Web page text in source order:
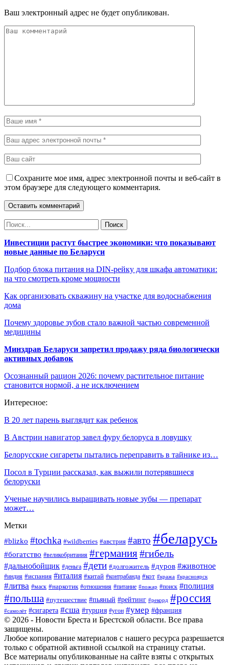
Ваш электронный адрес не будет опубликован.
Сохраните мое имя, адрес электронной почты и веб-сайт в
этом браузере для следующего комментария.
Инвестиции растут быстрее экономики: что показывают
новые данные по Беларуси
Подбор блока питания на DIN-рейку для шкафа автоматики:
на что смотреть кроме мощности
Как организовать скважину на участке для водоснабжения
дома
Почему здоровье зубов стало важной частью современной
медицины
Минздрав Беларуси запретил продажу ряда биологически
активных добавок
Осознанный рацион 2026: почему растительное питание
становится нормой, а не исключением
Интересное:
В 20 лет парень выглядит как ребенок
В Австрии навигатор завел фуру белоруса в ловушку
Белорусские сигареты пытались переправить в тайнике из…
Посол в Турции рассказал, как выжили потерявшиеся
белоруски
Ученые научились выращивать новые зубы — препарат
может…
Метки
#blizko #tochka #wildberries #австрия #авто #беларусь
#богатство #великобритания #германия#гибель
#дальнобойщик #деньга #дети #долгожитель #дуров #животное
#индия #испания #италия #китай #контрабанда #кот #кража #красноярск
#литва #маск #наркотик #отношения #питание #пожар #поиск #полиция
#польша #путешествие #пьяный #рейтинг #рекорд #россия
#самолёт #сигарета #сша #турция #угон #умер #франция
© 2026 - Новости Бреста и Брестской области. Все права
защищены.
Любое копирование материалов с нашего ресурса разрешается
только с обратной активной ссылкой на страницу статьи.
Все материалы опубликованные на сайте взяты с открытых